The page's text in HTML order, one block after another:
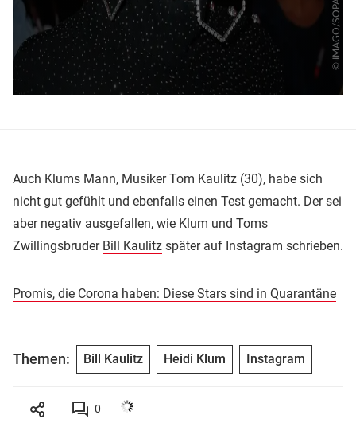
Auch Klums Mann, Musiker Tom Kaulitz (30), habe sich
nicht gut gefühlt und ebenfalls einen Test gemacht. Der sei
aber negativ ausgefallen, wie Klum und Toms
Zwillingsbruder Bill Kaulitz später auf Instagram schrieben.
Promis, die Corona haben: Diese Stars sind in Quarantäne
Themen: Bill Kaulitz Heidi Klum Instagram
0